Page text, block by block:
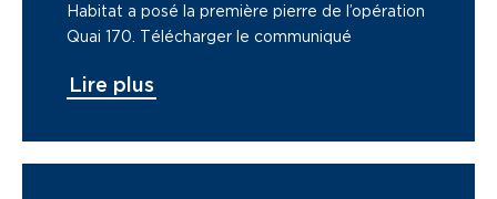
Habitat a posé la première pierre de l’opération
Quai 170. Télécharger le communiqué
Lire plus